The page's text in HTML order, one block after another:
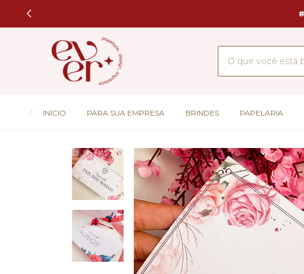
INÍCIO PARA SUA EMPRESA BRINDES PAPELARIA